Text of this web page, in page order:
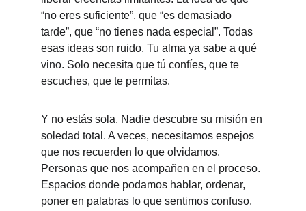
“no eres suficiente”, que “es demasiado
tarde”, que “no tienes nada especial”. Todas
esas ideas son ruido. Tu alma ya sabe a qué
vino. Solo necesita que tú confíes, que te
escuches, que te permitas.
Y no estás sola. Nadie descubre su misión en
soledad total. A veces, necesitamos espejos
que nos recuerden lo que olvidamos.
Personas que nos acompañen en el proceso.
Espacios donde podamos hablar, ordenar,
poner en palabras lo que sentimos confuso.